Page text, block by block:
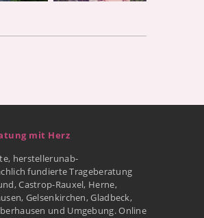
mit Herz
herstellerunab-
fundierte Trageberatung
Castrop-Rauxel, Herne,
Gelsenkirchen, Gladbeck,
und Umgebung. Online